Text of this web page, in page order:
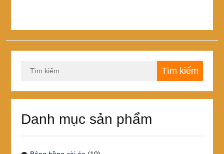
chọn
trang
kiếm
Danh mục sản phẩm